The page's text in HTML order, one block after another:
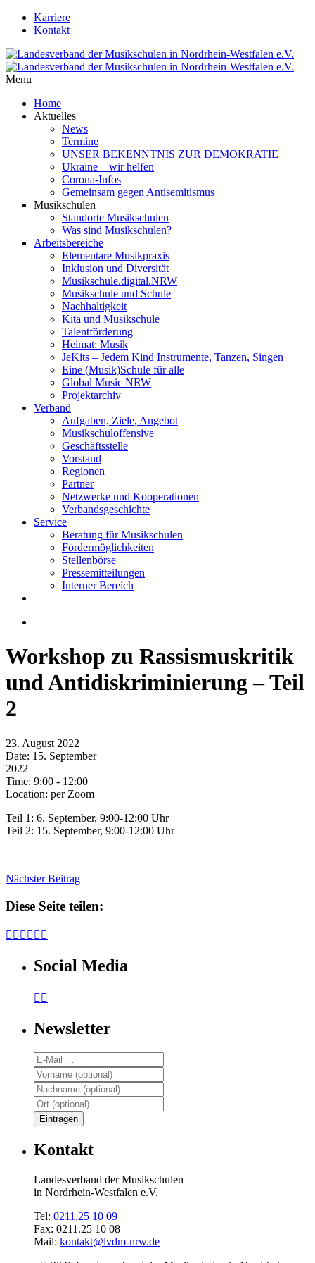
Karriere
Kontakt
Menu
Home
Aktuelles
News
Termine
UNSER BEKENNTNIS ZUR DEMOKRATIE
Ukraine – wir helfen
Corona-Infos
Gemeinsam gegen Antisemitismus
Musikschulen
Standorte Musikschulen
Was sind Musikschulen?
Arbeitsbereiche
Elementare Musikpraxis
Inklusion und Diversität
Musikschule.digital.NRW
Musikschule und Schule
Nachhaltigkeit
Kita und Musikschule
Talentförderung
Heimat: Musik
JeKits – Jedem Kind Instrumente, Tanzen, Singen
Eine (Musik)Schule für alle
Global Music NRW
Projektarchiv
Verband
Aufgaben, Ziele, Angebot
Musikschuloffensive
Geschäftsstelle
Vorstand
Regionen
Partner
Netzwerke und Kooperationen
Verbandsgeschichte
Service
Beratung für Musikschulen
Fördermöglichkeiten
Stellenbörse
Pressemitteilungen
Interner Bereich
Workshop zu Rassismuskritik
und Antidiskriminierung – Teil
2
23. August 2022
Date: 15. September
2022
Time: 9:00 - 12:00
Location: per Zoom
Teil 1: 6. September, 9:00-12:00 Uhr
Teil 2: 15. September, 9:00-12:00 Uhr
Nächster Beitrag
Diese Seite teilen:
     
Social Media
 
Newsletter
Kontakt
Landesverband der Musikschulen
in Nordrhein-Westfalen e.V.
Tel: 0211.25 10 09
Fax: 0211.25 10 08
Mail: kontakt@lvdm-nrw.de